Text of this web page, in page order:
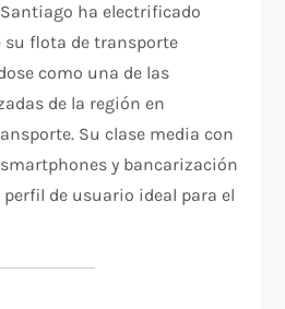
ha electrificado
flota de transporte
como una de las
de la región en
Su clase media con
y bancarización
de usuario ideal para el